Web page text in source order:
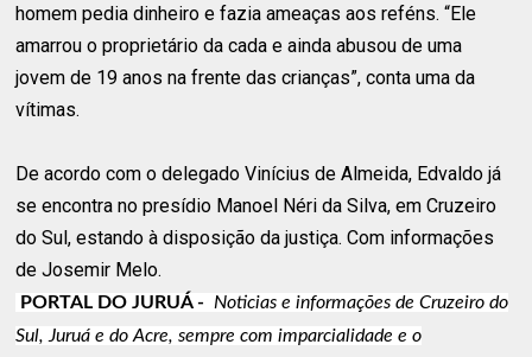
homem pedia dinheiro e fazia ameaças aos reféns. “Ele
amarrou o proprietário da cada e ainda abusou de uma
jovem de 19 anos na frente das crianças”, conta uma da
vítimas.
De acordo com o delegado Vinícius de Almeida, Edvaldo já
se encontra no presídio Manoel Néri da Silva, em Cruzeiro
do Sul, estando à disposição da justiça. Com informações
de Josemir Melo.
PORTAL DO JURUÁ -
Noticias e informações de Cruzeiro do
Sul, Juruá e do Acre, sempre com imparcialidade e o